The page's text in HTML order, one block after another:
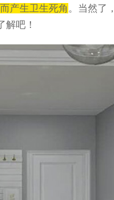
产生卫生死角 。当然了
解吧！